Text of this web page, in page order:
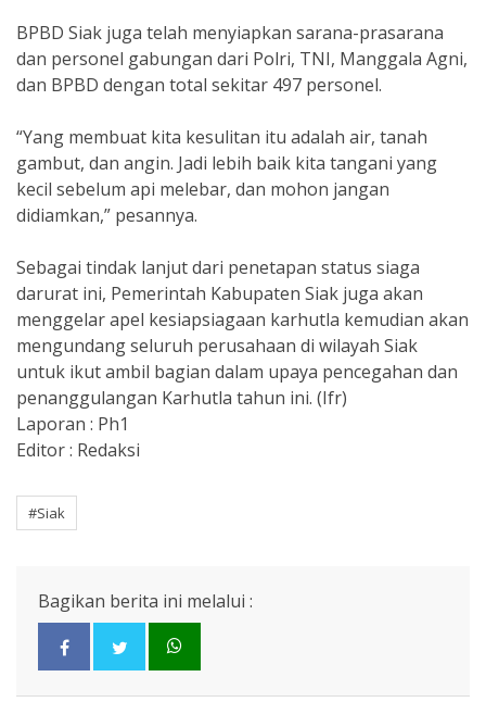
BPBD Siak juga telah menyiapkan sarana-prasarana
dan personel gabungan dari Polri, TNI, Manggala Agni,
dan BPBD dengan total sekitar 497 personel.
“Yang membuat kita kesulitan itu adalah air, tanah
gambut, dan angin. Jadi lebih baik kita tangani yang
kecil sebelum api melebar, dan mohon jangan
didiamkan,” pesannya.
Sebagai tindak lanjut dari penetapan status siaga
darurat ini, Pemerintah Kabupaten Siak juga akan
menggelar apel kesiapsiagaan karhutla kemudian akan
mengundang seluruh perusahaan di wilayah Siak
untuk ikut ambil bagian dalam upaya pencegahan dan
penanggulangan Karhutla tahun ini. (Ifr)
Laporan : Ph1
Editor : Redaksi
#Siak
Bagikan berita ini melalui :